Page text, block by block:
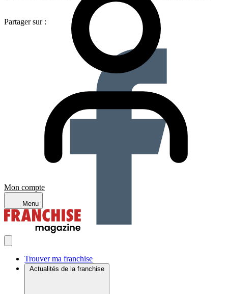
Mon compte
Menu
Trouver ma franchise
Actualités de la franchise
Partager sur :